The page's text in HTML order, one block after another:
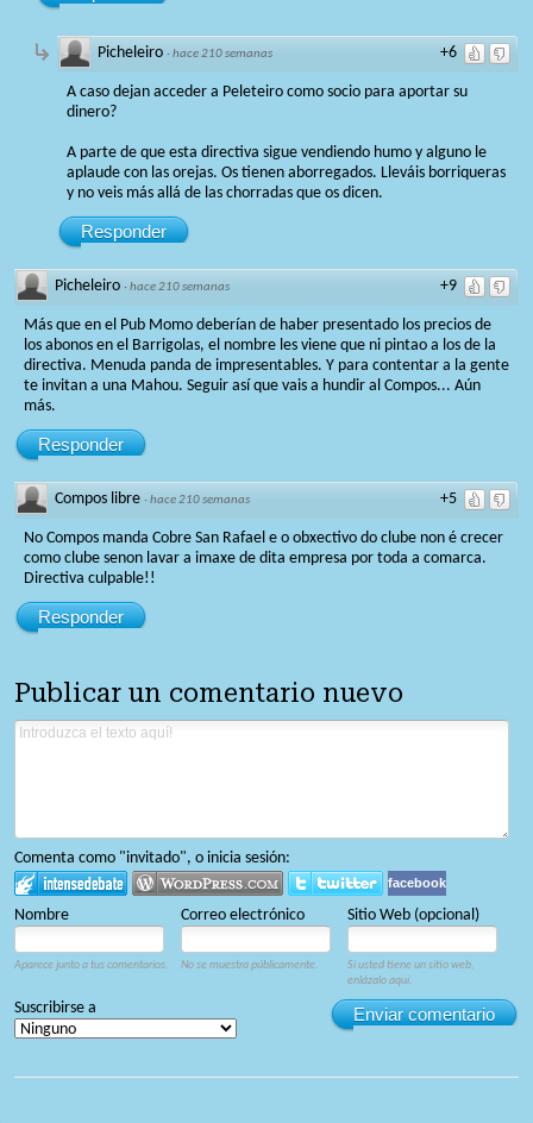
+6
Picheleiro ·hace 210 semanas
A caso dejan acceder a Peleteiro como socio para aportar su
dinero?
A parte de que esta directiva sigue vendiendo humo y alguno le
aplaude con las orejas. Os tienen aborregados. Lleváis borriqueras
y no veis más allá de las chorradas que os dicen.
Responder
+9
Picheleiro ·hace 210 semanas
Más que en el Pub Momo deberían de haber presentado los precios de
los abonos en el Barrigolas, el nombre les viene que ni pintao a los de la
directiva. Menuda panda de impresentables. Y para contentar a la gente
te invitan a una Mahou. Seguir así que vais a hundir al Compos... Aún
más.
Responder
+5
Compos libre ·hace 210 semanas
No Compos manda Cobre San Rafael e o obxectivo do clube non é crecer
como clube senon lavar a imaxe de dita empresa por toda a comarca.
Directiva culpable!!
Responder
Publicar un comentario nuevo
Comenta como "invitado", o inicia sesión:
facebook
Nombre Correo electrónico Sitio Web (opcional)
Aparece junto a tus comentarios. No se muestra públicamente.
Si usted tiene un sitio web,
enlázalo aquí.
Enviar comentario
Suscribirse a